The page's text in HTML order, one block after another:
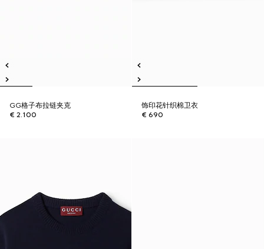
GG格子布拉链夹克
€ 2.100
饰印花针织棉卫衣
€ 690